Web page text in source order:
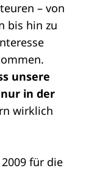
– von
bis hin zu
unsere
in der
wirklich
für die